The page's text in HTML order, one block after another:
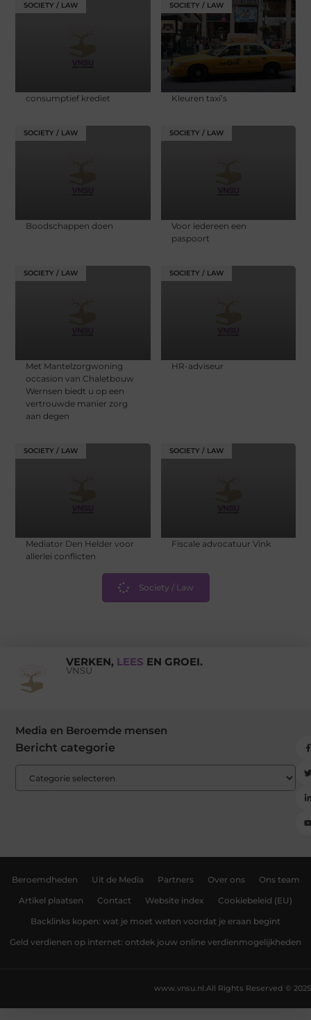
SOCIETY / LAW
consumptief krediet
SOCIETY / LAW
Kleuren taxi’s
SOCIETY / LAW
Boodschappen doen
SOCIETY / LAW
Voor iedereen een
paspoort
SOCIETY / LAW
Met Mantelzorgwoning
occasion van Chaletbouw
Wernsen biedt u op een
vertrouwde manier zorg
aan degen
SOCIETY / LAW
HR-adviseur
SOCIETY / LAW
Mediator Den Helder voor
allerlei conflicten
SOCIETY / LAW
Fiscale advocatuur Vink
Society / Law
VERKEN, LEES EN GROEI.
VNSU
Media en Beroemde mensen
Bericht categorie
Beroemdheden Uit de Media Partners Over ons Ons team
Artikel plaatsen Contact Website index Cookiebeleid (EU)
Backlinks kopen: wat je moet weten voordat je eraan begint
Geld verdienen op internet: ontdek jouw online verdienmogelijkheden
All Rights Reserved © 2025
www.vnsu.nl.